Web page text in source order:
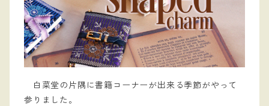
白菜堂の片隅に書籍コーナーが出来る季節がやって
参りました。